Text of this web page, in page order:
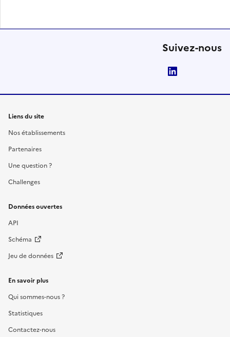
Suivez-nous
Liens du site
Nos établissements
Partenaires
Une question ?
Challenges
Données ouvertes
API
Schéma
Jeu de données
En savoir plus
Qui sommes-nous ?
Statistiques
Contactez-nous